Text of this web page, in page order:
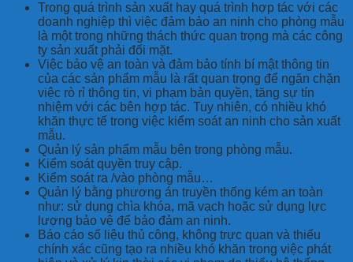
Trong quá trình sản xuất hay quá trình hợp tác với các
doanh nghiệp thì việc đảm bảo an ninh cho phòng mẫu
là một trong những thách thức quan trọng mà các công
ty sản xuất phải đối mặt.
Việc bảo vệ an toàn và đảm bảo tính bí mật thông tin
của các sản phẩm mẫu là rất quan trọng để ngăn chặn
việc rò rỉ thông tin, vi phạm bản quyền, tăng sự tín
nhiệm với các bên hợp tác. Tuy nhiên, có nhiều khó
khăn thực tế trong việc kiểm soát an ninh cho sản xuất
mẫu.
Quản lý sản phẩm mẫu bên trong phòng mẫu.
Kiểm soát quyền truy cập.
Kiểm soát ra /vào phòng mẫu…
Quản lý bằng phương án truyền thống kém an toàn
như: sử dụng chìa khóa, mã vạch hoặc sử dụng lực
lượng bảo vệ để bảo đảm an ninh.
Báo cáo số liệu thủ công, không trực quan và thiếu
chính xác cũng tạo ra nhiều khó khăn trong việc phát